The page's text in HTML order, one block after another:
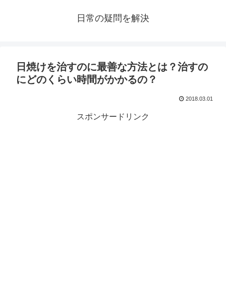
日常の疑問を解決
日焼けを治すのに最善な方法とは？治すの
にどのくらい時間がかかるの？
2018.03.01
スポンサードリンク